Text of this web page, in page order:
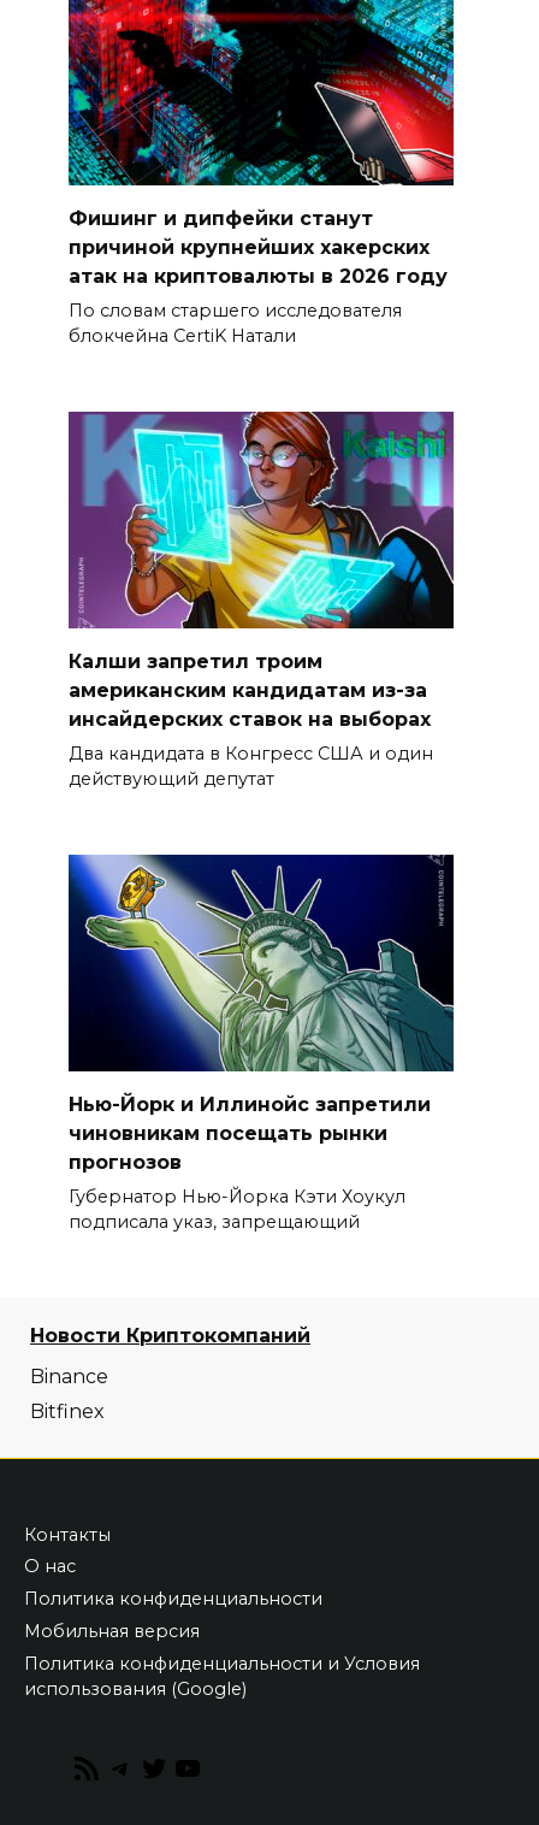
Фишинг и дипфейки станут
причиной крупнейших хакерских
атак на криптовалюты в 2026 году
По словам старшего исследователя
блокчейна CertiK Натали
Калши запретил троим
американским кандидатам из-за
инсайдерских ставок на выборах
Два кандидата в Конгресс США и один
действующий депутат
Нью-Йорк и Иллинойс запретили
чиновникам посещать рынки
прогнозов
Губернатор Нью-Йорка Кэти Хоукул
подписала указ, запрещающий
Новости Криптокомпаний
Binance
Bitfinex
Контакты
О нас
Политика конфиденциальности
Мобильная версия
Политика конфиденциальности и Условия
использования (Google)
RSS
Telegram
Twitter